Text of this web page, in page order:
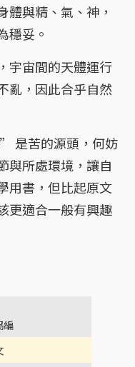
體與精、氣、神，
穩妥。
宙間的天體運行
亂，因此合乎自然
苦的源頭，何妨
與所處環境，讓自
用書，但比起原文
更適合一般有興趣